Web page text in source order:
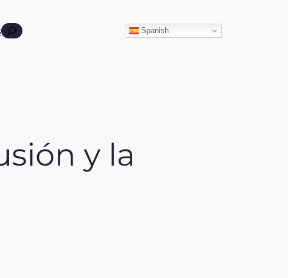
Buscar Spanish
y la